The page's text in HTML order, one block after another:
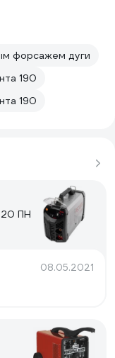
форсажем дуги
190
190
ПН
08.05.2021